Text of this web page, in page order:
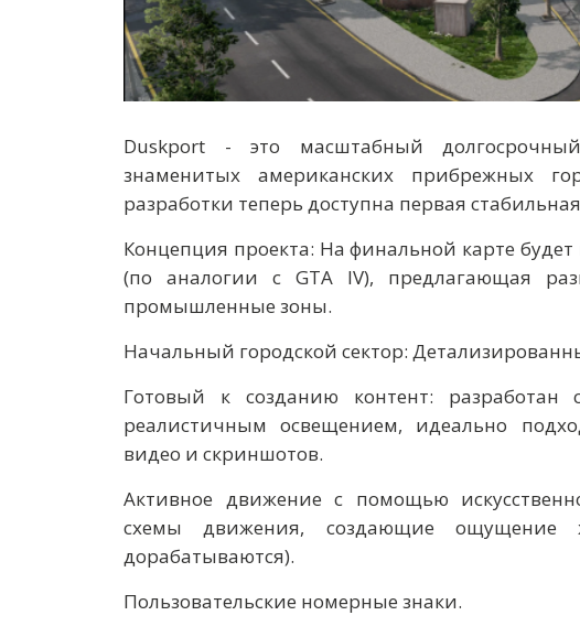
Duskport - это масштабный
знаменитых американских прибрежных
разработки теперь доступна первая
Концепция проекта: На финальной карте
(по аналогии с GTA IV), предлагающая
промышленные зоны.
Начальный городской сектор:
Готовый к созданию контент: разработан
реалистичным освещением, идеально
видео и скриншотов.
Активное движение с помощью
схемы движения, создающие ощущение
дорабатываются).
Пользовательские номерные знаки.